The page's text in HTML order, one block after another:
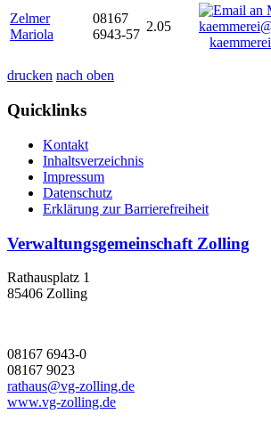
Zelmer
Mariola
08167
6943-57
2.05
drucken nach oben
Quicklinks
Kontakt
Inhaltsverzeichnis
Impressum
Datenschutz
Erklärung zur Barrierefreiheit
Verwaltungsgemeinschaft Zolling
Rathausplatz 1
85406 Zolling
08167 6943-0
08167 9023
rathaus@vg-zolling.de
www.vg-zolling.de